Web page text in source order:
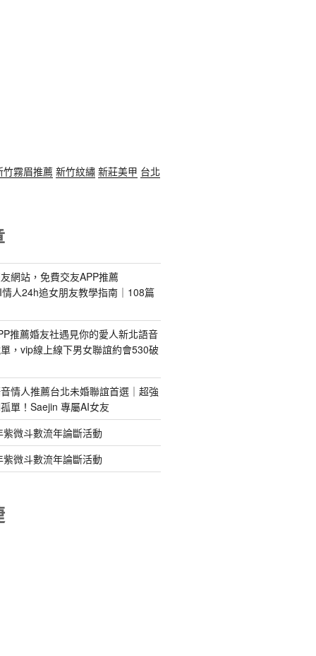
竹霧眉推薦 新竹紋繡 新莊美甲 台北
網站，免費交友APP推薦
人24h追女朋友教學指南｜108篇
推薦婚友社遇見你的愛人新北語音
，vip線上線下男女聯誼約會530破
情人推薦台北未婚聯誼首選｜超強
單！Saejin 專屬AI女友
微斗數流年論斷活動
微斗數流年論斷活動